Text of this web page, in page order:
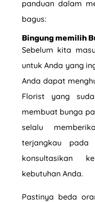
panduan dalam
bagus:
Bingung memilih
Sebelum kita
untuk Anda yang
Anda dapat
Florist yang
membuat bunga
selalu
terjangkau
konsultasikan
kebutuhan Anda.
Pastinya beda